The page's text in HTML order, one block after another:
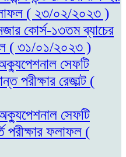
ফলাফল ( ২৩/০২/২০২৩ )
কোর্স-১৩তম ব্যাচের
( ৩১/০১/২০২৩ )
সেফটি
পরীক্ষার রেজাল্ট (
সেফটি
পরীক্ষার ফলাফল (